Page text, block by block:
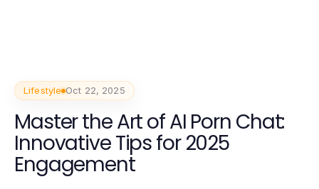
Lifestyle Oct 22, 2025
Master the Art of AI Porn Chat:
Innovative Tips for 2025
Engagement